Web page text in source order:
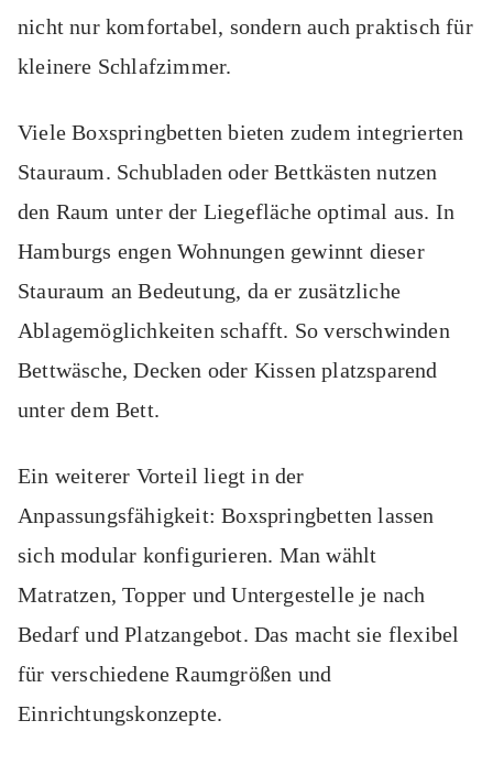
nicht nur komfortabel, sondern auch praktisch für
kleinere Schlafzimmer.
Viele Boxspringbetten bieten zudem integrierten
Stauraum. Schubladen oder Bettkästen nutzen
den Raum unter der Liegefläche optimal aus. In
Hamburgs engen Wohnungen gewinnt dieser
Stauraum an Bedeutung, da er zusätzliche
Ablagemöglichkeiten schafft. So verschwinden
Bettwäsche, Decken oder Kissen platzsparend
unter dem Bett.
Ein weiterer Vorteil liegt in der
Anpassungsfähigkeit: Boxspringbetten lassen
sich modular konfigurieren. Man wählt
Matratzen, Topper und Untergestelle je nach
Bedarf und Platzangebot. Das macht sie flexibel
für verschiedene Raumgrößen und
Einrichtungskonzepte.